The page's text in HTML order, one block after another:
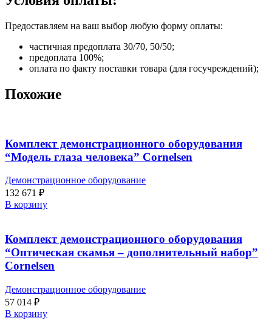
Предоставляем на ваш выбор любую форму оплаты:
частичная предоплата 30/70, 50/50;
предоплата 100%;
оплата по факту поставки товара (для госучреждений);
Похожие
Комплект демонстрационного оборудования
“Модель глаза человека” Cornelsen
Демонстрационное оборудование
132 671 ₽
В корзину
Комплект демонстрационного оборудования
“Оптическая скамья – дополнительный набор”
Cornelsen
Демонстрационное оборудование
57 014 ₽
В корзину